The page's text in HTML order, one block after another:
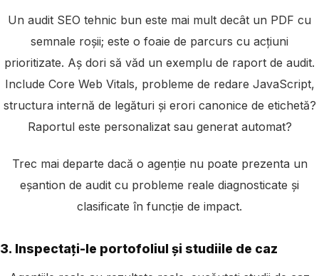
Un audit SEO tehnic bun este mai mult decât un PDF cu
semnale roșii; este o foaie de parcurs cu acțiuni
prioritizate. Aș dori să văd un exemplu de raport de audit.
Include Core Web Vitals, probleme de redare JavaScript,
structura internă de legături și erori canonice de etichetă?
Raportul este personalizat sau generat automat?
Trec mai departe dacă o agenție nu poate prezenta un
eșantion de audit cu probleme reale diagnosticate și
clasificate în funcție de impact.
3. Inspectați-le portofoliul și studiile de caz